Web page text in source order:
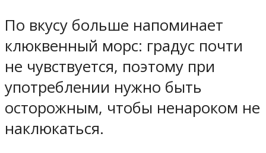
По вкусу больше напоминает
клюквенный морс: градус почти
не чувствуется, поэтому при
употреблении нужно быть
осторожным, чтобы ненароком не
наклюкаться.